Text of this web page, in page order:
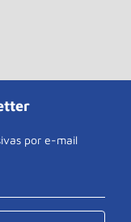
por e-mail